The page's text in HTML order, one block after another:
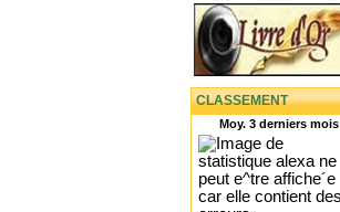
CLASSEMENT
Moy. 3 derniers mois